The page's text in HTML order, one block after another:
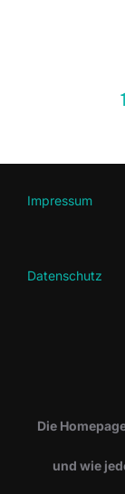
1
Impressum
Datenschutz
Die
und wie